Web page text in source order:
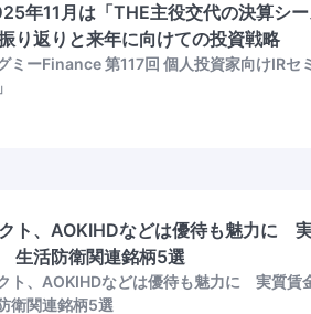
年11月は「THE主役交代の決算シ
り返りと来年に向けての投資戦略
ミーFinance 第117回 個人投資家向けIRセ
ト、AOKIHDなどは優待も魅力に
生活防衛関連銘柄5選
ト、AOKIHDなどは優待も魅力に 実質
衛関連銘柄5選